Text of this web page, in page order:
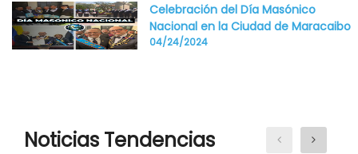
Celebración del Día Masónico
Nacional en la Ciudad de Maracaibo
04/24/2024
Noticias Tendencias